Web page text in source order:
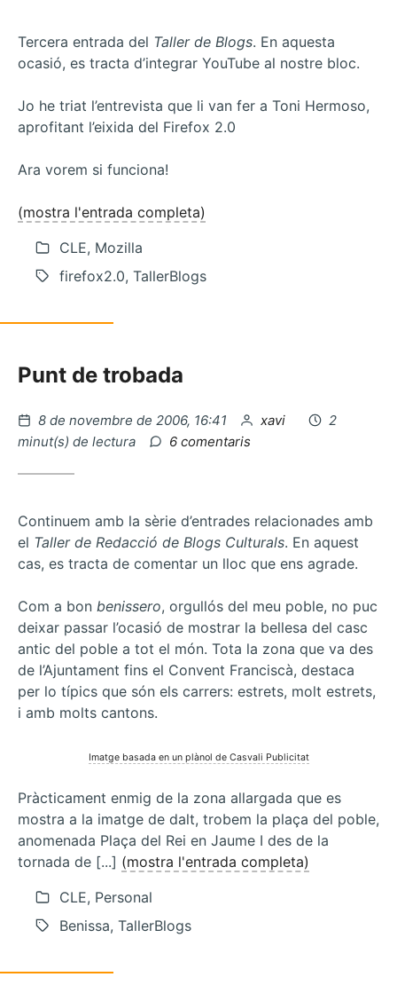
Tercera entrada del Taller de Blogs. En aquesta
ocasió, es tracta d’integrar YouTube al nostre bloc.
Jo he triat l’entrevista que li van fer a Toni Hermoso,
aprofitant l’eixida del Firefox 2.0
Ara vorem si funciona!
(mostra l'entrada completa)
CLE, Mozilla
firefox2.0, TallerBlogs
Punt de trobada
Publicat
el
8 de novembre de 2006, 16:41 per
xavi
2
minut(s) de lectura
6 comentaris
Continuem amb la sèrie d’entrades relacionades amb
el Taller de Redacció de Blogs Culturals. En aquest
cas, es tracta de comentar un lloc que ens agrade.
Com a bon benissero, orgullós del meu poble, no puc
deixar passar l’ocasió de mostrar la bellesa del casc
antic del poble a tot el món. Tota la zona que va des
de l’Ajuntament fins el Convent Franciscà, destaca
per lo típics que són els carrers: estrets, molt estrets,
i amb molts cantons.
Imatge basada en un plànol de Casvali Publicitat
Pràcticament enmig de la zona allargada que es
mostra a la imatge de dalt, trobem la plaça del poble,
anomenada Plaça del Rei en Jaume I des de la
tornada de [...] (mostra l'entrada completa)
CLE, Personal
Benissa, TallerBlogs